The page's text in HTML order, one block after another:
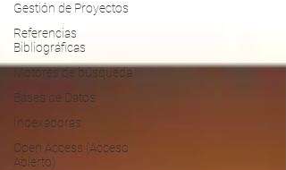
Gestión de Proyectos
Referencias
Bibliográficas
Motores de búsqueda
Bases de Datos
Indexadoras
Open Access (Acceso
Abierto)